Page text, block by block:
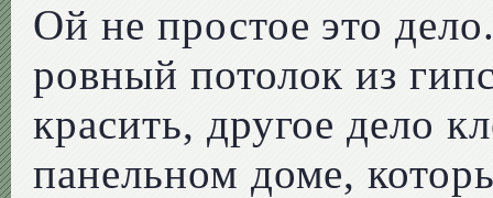
Ой не простое это
ровный потолок из
красить, другое дело
панельном доме,